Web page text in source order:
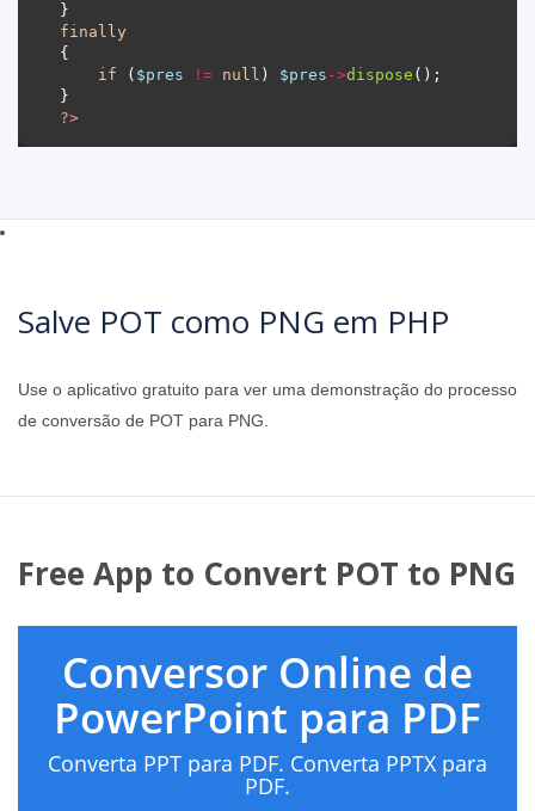
finally
if ( $pres != null ) $pres ->dispose
?>
Salve POT como PNG em PHP
Use o aplicativo gratuito para ver uma demonstração do processo
de conversão de POT para PNG.
Free App to Convert POT to PNG